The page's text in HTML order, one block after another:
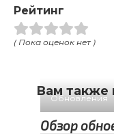
Рейтинг
( Пока оценок нет )
Вам также
Обновления
Обзор